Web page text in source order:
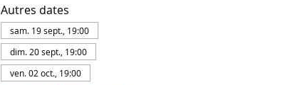
Autres dates
sam. 19 sept., 19:00
dim. 20 sept., 19:00
ven. 02 oct., 19:00